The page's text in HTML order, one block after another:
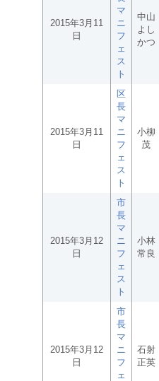
2015年3月11
日
マ
ニ
フ
ェ
ス
ト
中山
よし
かつ
2015年3月11
日
区
長
マ
ニ
フ
ェ
ス
ト
小柳
茂
2015年3月12
日
市
長
マ
ニ
フ
ェ
ス
ト
小林
常良
2015年3月12
日
市
長
マ
ニ
フ
ェ
石射
正英